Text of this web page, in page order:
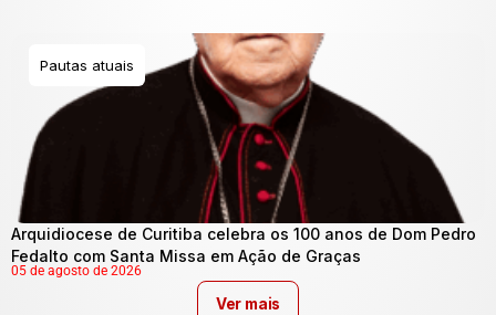
Pautas atuais
Arquidiocese de Curitiba celebra os 100 anos de Dom Pedro
Fedalto com Santa Missa em Ação de Graças
05 de agosto de 2026
Ver mais